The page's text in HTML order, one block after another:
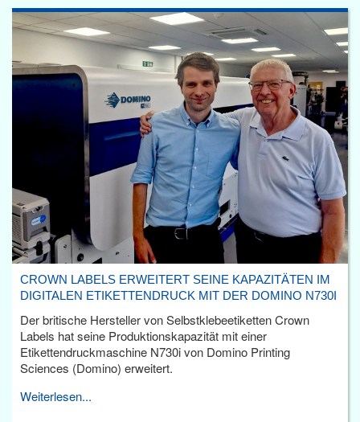
CROWN LABELS ERWEITERT SEINE KAPAZITÄTEN IM
DIGITALEN ETIKETTENDRUCK MIT DER DOMINO N730I
Der britische Hersteller von Selbstklebeetiketten Crown
Labels hat seine Produktionskapazität mit einer
Etikettendruckmaschine N730i von Domino Printing
Sciences (Domino) erweitert.
Weiterlesen...